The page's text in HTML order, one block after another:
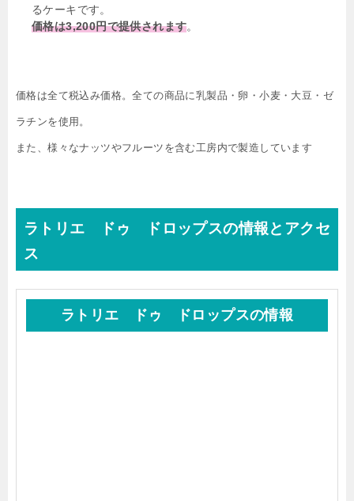
るケーキです。
価格は3,200円で提供されます。
価格は全て税込み価格。全ての商品に乳製品・卵・小麦・大豆・ゼ
ラチンを使用。
また、様々なナッツやフルーツを含む工房内で製造しています
ラトリエ ドゥ ドロップスの情報とアクセ
ス
ラトリエ ドゥ ドロップスの情報